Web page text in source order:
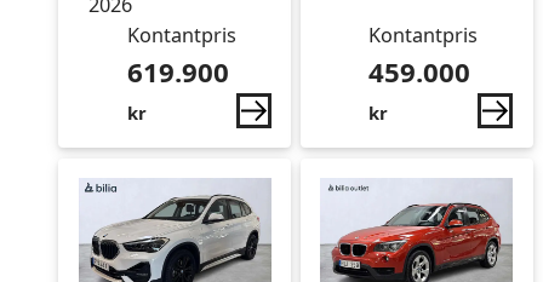
Kontantpris
619.900
kr
Kontantpris
459.000
kr